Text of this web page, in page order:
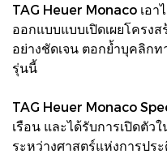
TAG Heuer Monaco เอ
ออกแบบแบบเปิดเผยโครง
อย่างชัดเจน ตอกย้ำบุคลิก
รุ่นนี้
TAG Heuer Monaco
เรือน และได้รับการเปิดตั
ระหว่างศาสตร์แห่งการปร